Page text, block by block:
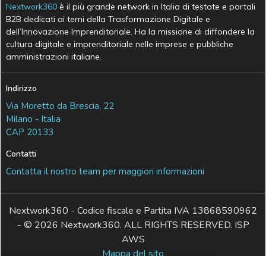
Nextwork360 è il più grande network in Italia di testate e portali
B2B dedicati ai temi della Trasformazione Digitale e
dell’Innovazione Imprenditoriale. Ha la missione di diffondere la
cultura digitale e imprenditoriale nelle imprese e pubbliche
amministrazioni italiane.
Indirizzo
Via Moretto da Brescia, 22
Milano - Italia
CAP 20133
Contatti
Contatta il nostro team per maggiori informazioni
Nextwork360 - Codice fiscale e Partita IVA 13868590962
- © 2026 Nextwork360. ALL RIGHTS RESERVED. ISP
AWS
Mappa del sito